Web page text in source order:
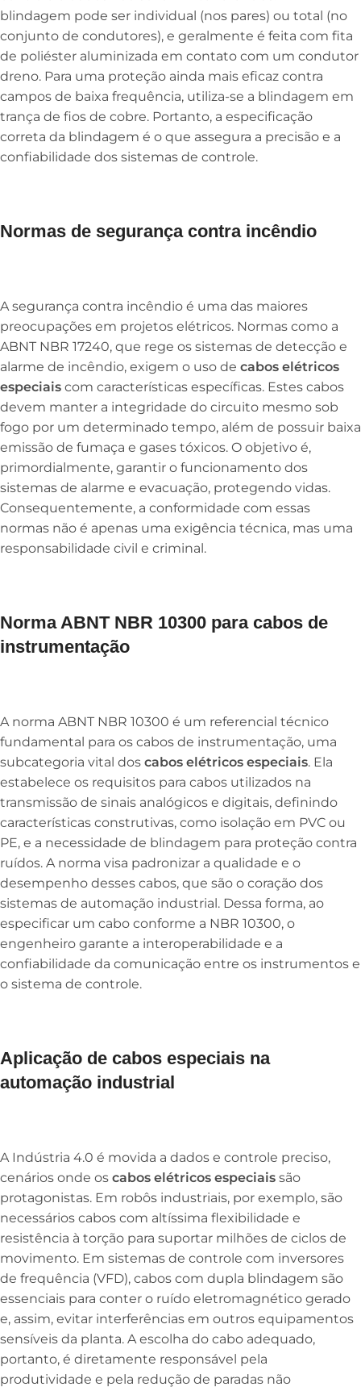
blindagem pode ser individual (nos pares) ou total (no
conjunto de condutores), e geralmente é feita com fita
de poliéster aluminizada em contato com um condutor
dreno. Para uma proteção ainda mais eficaz contra
campos de baixa frequência, utiliza-se a blindagem em
trança de fios de cobre. Portanto, a especificação
correta da blindagem é o que assegura a precisão e a
confiabilidade dos sistemas de controle.
Normas de segurança contra incêndio
A segurança contra incêndio é uma das maiores
preocupações em projetos elétricos. Normas como a
ABNT NBR 17240, que rege os sistemas de detecção e
alarme de incêndio, exigem o uso de cabos elétricos
especiais com características específicas. Estes cabos
devem manter a integridade do circuito mesmo sob
fogo por um determinado tempo, além de possuir baixa
emissão de fumaça e gases tóxicos. O objetivo é,
primordialmente, garantir o funcionamento dos
sistemas de alarme e evacuação, protegendo vidas.
Consequentemente, a conformidade com essas
normas não é apenas uma exigência técnica, mas uma
responsabilidade civil e criminal.
Norma ABNT NBR 10300 para cabos de
instrumentação
A norma ABNT NBR 10300 é um referencial técnico
fundamental para os cabos de instrumentação, uma
subcategoria vital dos cabos elétricos especiais. Ela
estabelece os requisitos para cabos utilizados na
transmissão de sinais analógicos e digitais, definindo
características construtivas, como isolação em PVC ou
PE, e a necessidade de blindagem para proteção contra
ruídos. A norma visa padronizar a qualidade e o
desempenho desses cabos, que são o coração dos
sistemas de automação industrial. Dessa forma, ao
especificar um cabo conforme a NBR 10300, o
engenheiro garante a interoperabilidade e a
confiabilidade da comunicação entre os instrumentos e
o sistema de controle.
Aplicação de cabos especiais na
automação industrial
A Indústria 4.0 é movida a dados e controle preciso,
cenários onde os cabos elétricos especiais são
protagonistas. Em robôs industriais, por exemplo, são
necessários cabos com altíssima flexibilidade e
resistência à torção para suportar milhões de ciclos de
movimento. Em sistemas de controle com inversores
de frequência (VFD), cabos com dupla blindagem são
essenciais para conter o ruído eletromagnético gerado
e, assim, evitar interferências em outros equipamentos
sensíveis da planta. A escolha do cabo adequado,
portanto, é diretamente responsável pela
produtividade e pela redução de paradas não